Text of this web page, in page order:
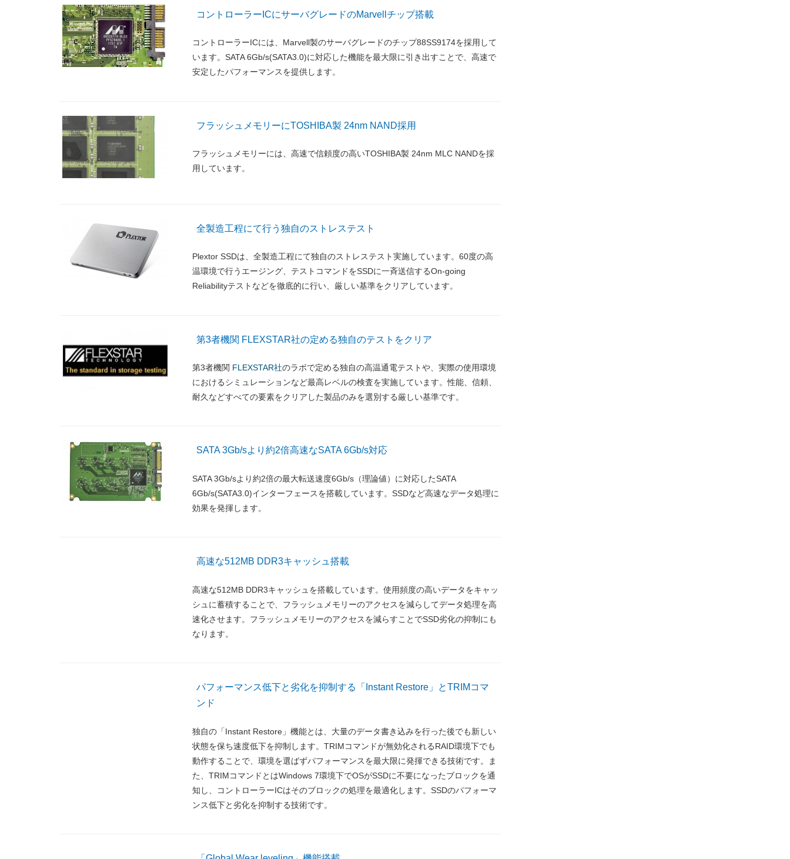
コントローラーICにサーバグレードのMarvellチップ搭載
コントローラーICには、Marvell製のサーバグレードのチップ88SS9174を採用して
います。SATA 6Gb/s(SATA3.0)に対応した機能を最大限に引き出すことで、高速で
安定したパフォーマンスを提供します。
フラッシュメモリーにTOSHIBA製 24nm NAND採用
フラッシュメモリーには、高速で信頼度の高いTOSHIBA製 24nm MLC NANDを採
用しています。
全製造工程にて行う独自のストレステスト
Plextor SSDは、全製造工程にて独自のストレステスト実施しています。60度の高
温環境で行うエージング、テストコマンドをSSDに一斉送信するOn-going
Reliabilityテストなどを徹底的に行い、厳しい基準をクリアしています。
第3者機関 FLEXSTAR社の定める独自のテストをクリア
第3者機関 FLEXSTAR社のラボで定める独自の高温通電テストや、実際の使用環境
におけるシミュレーションなど最高レベルの検査を実施しています。性能、信頼、
耐久などすべての要素をクリアした製品のみを選別する厳しい基準です。
SATA 3Gb/sより約2倍高速なSATA 6Gb/s対応
SATA 3Gb/sより約2倍の最大転送速度6Gb/s（理論値）に対応したSATA
6Gb/s(SATA3.0)インターフェースを搭載しています。SSDなど高速なデータ処理に
効果を発揮します。
高速な512MB DDR3キャッシュ搭載
高速な512MB DDR3キャッシュを搭載しています。使用頻度の高いデータをキャッ
シュに蓄積することで、フラッシュメモリーのアクセスを減らしてデータ処理を高
速化させます。フラッシュメモリーのアクセスを減らすことでSSD劣化の抑制にも
なります。
パフォーマンス低下と劣化を抑制する「Instant Restore」とTRIMコマ
ンド
独自の「Instant Restore」機能とは、大量のデータ書き込みを行った後でも新しい
状態を保ち速度低下を抑制します。TRIMコマンドが無効化されるRAID環境下でも
動作することで、環境を選ばずパフォーマンスを最大限に発揮できる技術です。ま
た、TRIMコマンドとはWindows 7環境下でOSがSSDに不要になったブロックを通
知し、コントローラーICはそのブロックの処理を最適化します。SSDのパフォーマ
ンス低下と劣化を抑制する技術です。